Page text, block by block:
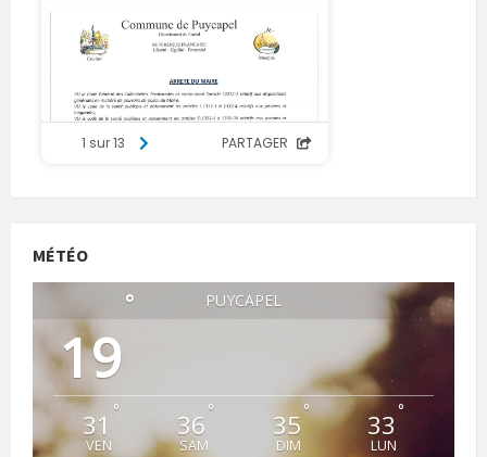
MÉTÉO
PUYCAPEL
19
°
31 °
VEN
36 °
SAM
35°
DIM
33 °
LUN